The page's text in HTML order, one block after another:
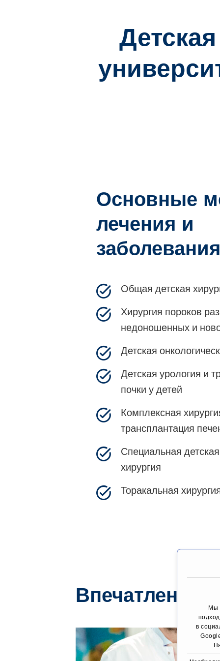
Мы
в
Основные
лечения и
заболевания
Общая детская
Хирургия пороков
недоношенных и
Детская
Детская урология и
почки у детей
Комплексная
трансплантация
Специальная
хирургия
Торакальная
Впечатления